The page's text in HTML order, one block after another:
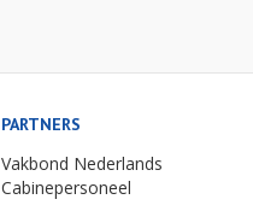
PARTNERS
Vakbond Nederlands
Cabinepersoneel